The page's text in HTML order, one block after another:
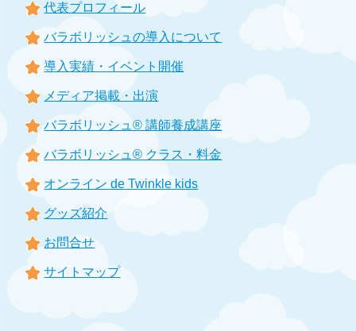
代表プロフィール
バラボリッシュの導入について
導入実績・イベント開催
メディア掲載・出演
バラボリッシュ® 講師養成講座
バラボリッシュ® クラス・料金
オンライン de Twinkle kids
グッズ紹介
お問合せ
サイトマップ